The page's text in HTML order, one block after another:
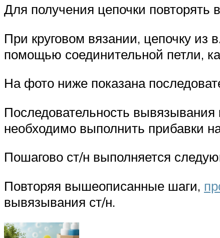
Для получения цепочки
При круговом вязании, цепочку из
помощью соединительной петли,
На фото ниже показана
Последовательность вывязывания
необходимо выполнить прибавки
Пошагово ст/н выполняется
Повторяя вышеописанные шаги,
вывязывания ст/н.